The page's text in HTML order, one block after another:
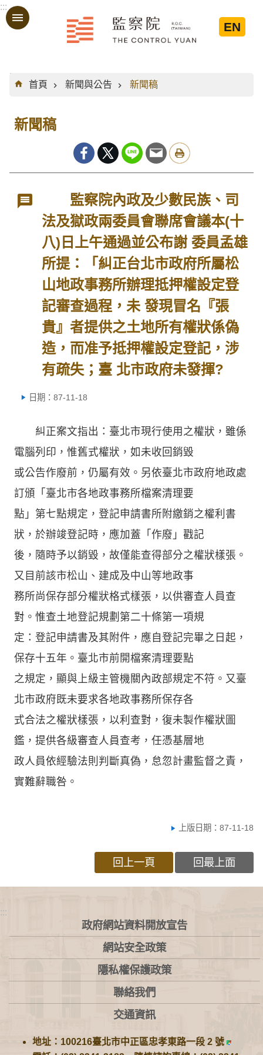
跳到主要內容區塊
:::
EN
:::
首頁
新聞與公告 新聞稿
新聞稿
監察院內政及少數民族、司
法及獄政兩委員會聯席會議本(十
八)日上午通過並公布謝 委員孟雄
所提：「糾正台北市政府所屬松
山地政事務所辦理抵押權設定登
記審查過程，未 發現冒名『張
貴』者提供之土地所有權狀係偽
造，而准予抵押權設定登記，涉
有疏失；臺 北市政府未發揮?
日期：87-11-18
糾正案文指出：臺北市現行使用之權狀，雖係
電腦列印，惟舊式權狀，如未收回銷毀
或公告作廢前，仍屬有效。另依臺北市政府地政處
訂頒「臺北市各地政事務所檔案清理要
點」第七點規定，登記申請書所附繳銷之權利書
狀，於辦竣登記時，應加蓋「作廢」戳記
後，隨時予以銷毀，故僅能查得部分之權狀樣張。
又目前該市松山、建成及中山等地政事
務所尚保存部分權狀格式樣張，以供審查人員查
對。惟查土地登記規劃第二十條第一項規
定：登記申請書及其附件，應自登記完畢之日起，
保存十五年。臺北市前開檔案清理要點
之規定，顯與上級主管機關內政部規定不符。又臺
北市政府既未要求各地政事務所保存各
式合法之權狀樣張，以利查對，復未製作權狀圖
鑑，提供各級審查人員查考，任憑基層地
政人員依經驗法則判斷真偽，怠忽計畫監督之責，
實難辭職咎。
上版日期：87-11-18
回上一頁 回最上面
:::
政府網站資料開放宣告
網站安全政策
隱私權保護政策
聯絡我們
交通資訊
地址：100216臺北市中正區忠孝東路一段 2 號